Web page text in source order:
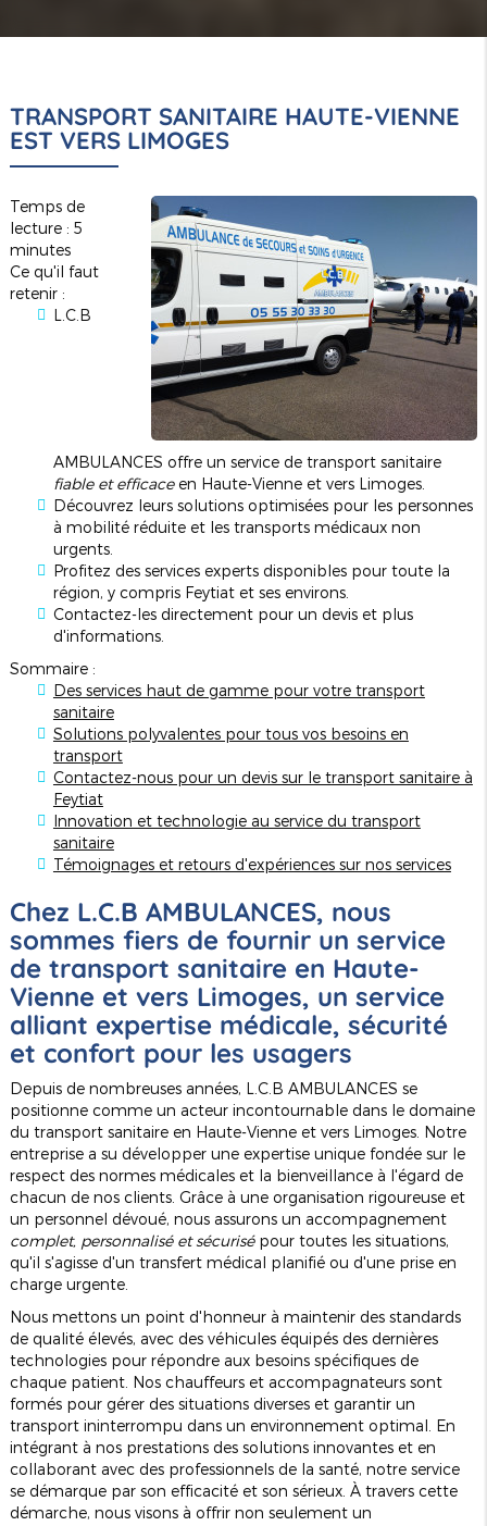
TRANSPORT SANITAIRE HAUTE-VIENNE
EST VERS LIMOGES
Temps de
lecture : 5
minutes
Ce qu'il faut
retenir :
L.C.B
AMBULANCES offre un service de transport sanitaire
fiable et efficaceen Haute-Vienne et vers Limoges.
Découvrez leurs solutions optimisées pour les personnes
à mobilité réduite et les transports médicaux non
urgents.
Profitez des services experts disponibles pour toute la
région, y compris Feytiat et ses environs.
Contactez-les directement pour un devis et plus
d'informations.
Sommaire :
Des services haut de gamme pour votre transport
sanitaire
Solutions polyvalentes pour tous vos besoins en
transport
Contactez-nous pour un devis sur le transport sanitaire à
Feytiat
Innovation et technologie au service du transport
sanitaire
Témoignages et retours d'expériences sur nos services
Chez L.C.B AMBULANCES, nous
sommes fiers de fournir un service
de transport sanitaire en Haute-
Vienne et vers Limoges, un service
alliant expertise médicale, sécurité
et confort pour les usagers
Depuis de nombreuses années, L.C.B AMBULANCES se
positionne comme un acteur incontournable dans le domaine
du transport sanitaire en Haute-Vienne et vers Limoges. Notre
entreprise a su développer une expertise unique fondée sur le
respect des normes médicales et la bienveillance à l'égard de
chacun de nos clients. Grâce à une organisation rigoureuse et
un personnel dévoué, nous assurons un accompagnement
complet, personnalisé et sécurisépour toutes les situations,
qu'il s'agisse d'un transfert médical planifié ou d'une prise en
charge urgente.
Nous mettons un point d'honneur à maintenir des standards
de qualité élevés, avec des véhicules équipés des dernières
technologies pour répondre aux besoins spécifiques de
chaque patient. Nos chauffeurs et accompagnateurs sont
formés pour gérer des situations diverses et garantir un
transport ininterrompu dans un environnement optimal. En
intégrant à nos prestations des solutions innovantes et en
collaborant avec des professionnels de la santé, notre service
se démarque par son efficacité et son sérieux. À travers cette
démarche, nous visons à offrir non seulement un